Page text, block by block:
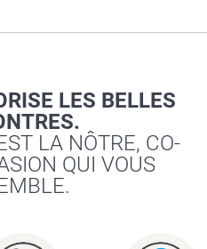
LES BELLES
LA NÔTRE, CO-
QUI VOUS